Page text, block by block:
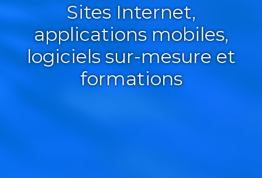
Sites Internet,
applications mobiles,
logiciels sur-mesure et
formations